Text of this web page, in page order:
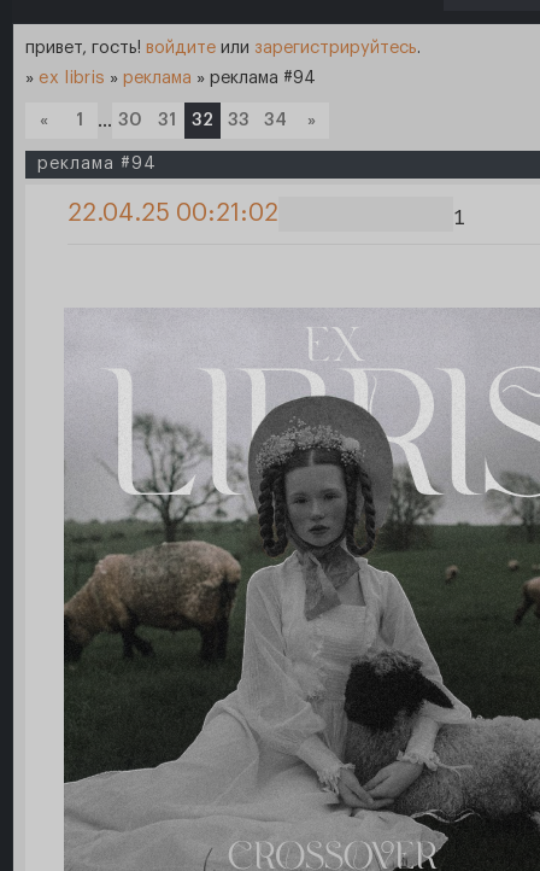
привет, гость! войдите или зарегистрируйтесь.
» ex libris » реклама » реклама #94
« 1 … 30 31 32 33 34 »
реклама #94
1
22.04.25 00:21:02